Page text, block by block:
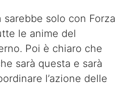
sarebbe solo con Forza
le anime del
Poi è chiaro che
sarà questa e sarà
l’azione delle